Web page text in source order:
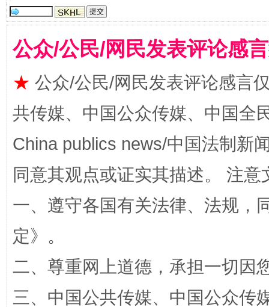
“蜀中异人”王建安的艺术幻境
公众/公民/网民发表评论感
★ 公众/公民/网民发表评论感言
共传媒、中国公众传媒、中国全
China publics news/中国法制新
同意其观点或证实其描述。 注
一、遵守各国有关法律、法规，
定》。
二、尊重网上道德，承担一切因
三、中国公共传媒、中国公众传